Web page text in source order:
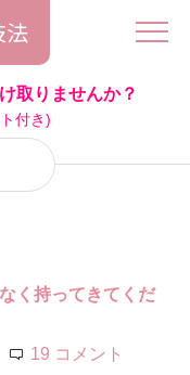
法
取りませんか？
付き)
く持ってきてくだ
19 コメント